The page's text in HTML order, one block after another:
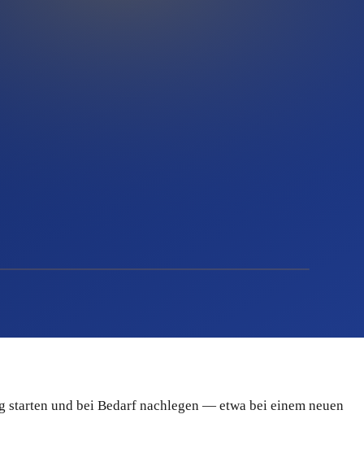
und bei Bedarf nachlegen — etwa bei einem neuen